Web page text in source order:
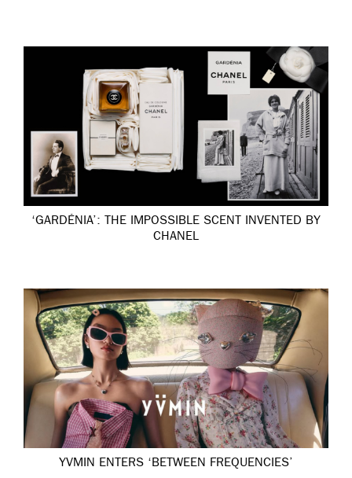
‘GARDÉNIA’: THE IMPOSSIBLE SCENT INVENTED BY
CHANEL
YVMIN ENTERS ‘BETWEEN FREQUENCIES’